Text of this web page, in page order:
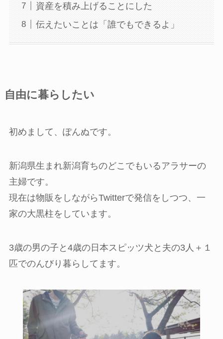
資産を積み上げることにした
伝えたいことは「誰でもできるよ」
自由に暮らしたい
初めまして、ぽんぬです。
新潟県生まれ新潟育ちのどこでもいるアラサーの
主婦です。
現在は物販をしながらTwitterで発信をしつつ、一
家の大黒柱をしています。
3歳の男の子と4歳の日本スピッツ犬と夫の3人＋１
匹でのんびり暮らしてます。